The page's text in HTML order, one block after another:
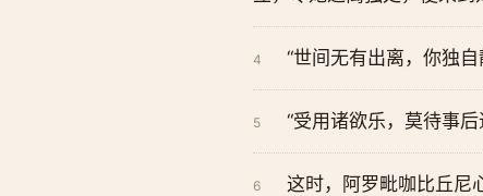
4 “世间无有出离，你独
5 “受用诸欲乐，莫待事后
6
这时，阿罗毗咖比丘尼